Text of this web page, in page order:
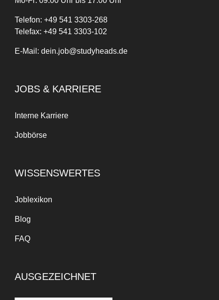
Telefon: +49 541 3303-268
Telefax: +49 541 3303-102
E-Mail: dein.job@studyheads.de
JOBS & KARRIERE
Interne Karriere
Jobbörse
WISSENSWERTES
Joblexikon
Blog
FAQ
AUSGEZEICHNET